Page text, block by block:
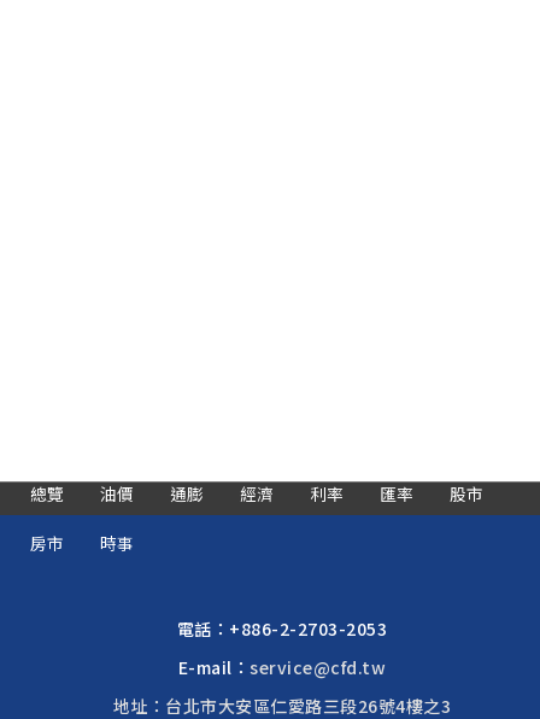
總覽 油價 通膨 經濟 利率 匯率 股市
房市 時事
電話： +886-2-2703-2053
E-mail：service@cfd.tw
地址：台北市大安區仁愛路三段26號4樓之3